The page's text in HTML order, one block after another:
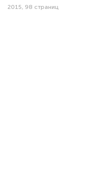
2015, 98 страниц